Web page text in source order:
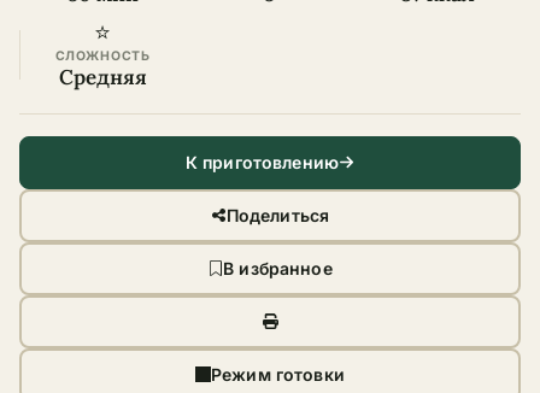
⭐
СЛОЖНОСТЬ
Средняя
К приготовлению
Поделиться
В избранное
Режим готовки